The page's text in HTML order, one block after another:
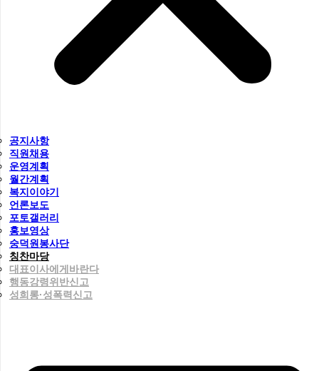
공지사항
직원채용
운영계획
월간계획
복지이야기
언론보도
포토갤러리
홍보영상
숭덕원봉사단
칭찬마당
대표이사에게바란다
행동강령위반신고
성희롱·성폭력신고